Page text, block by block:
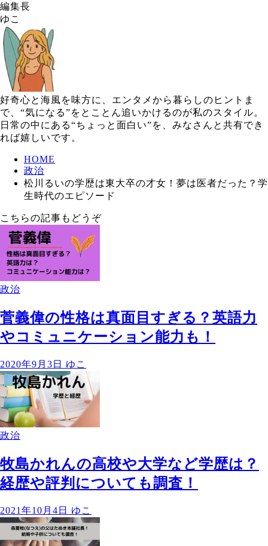
編集長
ゆこ
好奇心と海風を味方に、エンタメから暮らしのヒントま
で、“気になる”をとことん追いかけるのが私のスタイル。
日常の中にある“ちょっと面白い”を、みなさんと共有でき
れば嬉しいです。
HOME
政治
松川るいの学歴は東大卒の才女！夢は医者だった？学
生時代のエピソード
こちらの記事もどうぞ
政治
菅義偉の性格は真面目すぎる？英語力
やコミュニケーション能力も！
2020年9月3日 ゆこ
政治
牧島かれんの高校や大学など学歴は？
経歴や評判についても調査！
2021年10月4日 ゆこ